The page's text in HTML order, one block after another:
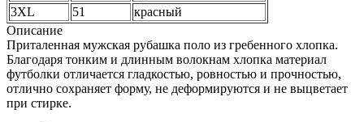
3XL
51
красный
Описание
Приталенная мужская рубашка поло из гребенного хлопка.
Благодаря тонким и длинным волокнам хлопка материал
футболки отличается гладкостью, ровностью и прочностью,
отлично сохраняет форму, не деформируются и не выцветает
при стирке.